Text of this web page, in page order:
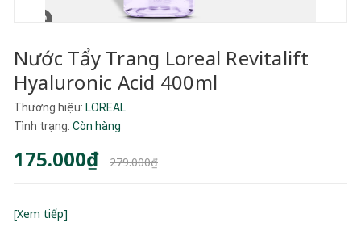
Nước Tẩy Trang Loreal Revitalift
Hyaluronic Acid 400ml
Thương hiệu: LOREAL
Tình trạng: Còn hàng
175.000₫ 279.000₫
[Xem tiếp]